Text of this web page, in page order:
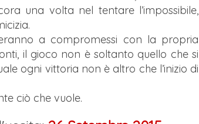
una volta nel tentare l’impossibile,
a compromessi con la propria
il gioco non è soltanto quello che si
ogni vittoria non è altro che l’inizio di
ciò che vuole.